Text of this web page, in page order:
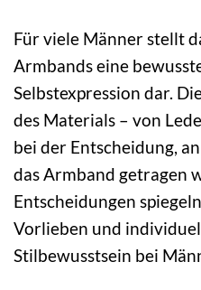
Für viele Männer stellt
Armbands eine
Selbstexpression dar.
des Materials – von
bei der Entscheidung,
das Armband getragen
Entscheidungen
Vorlieben und
Stilbewusstsein bei